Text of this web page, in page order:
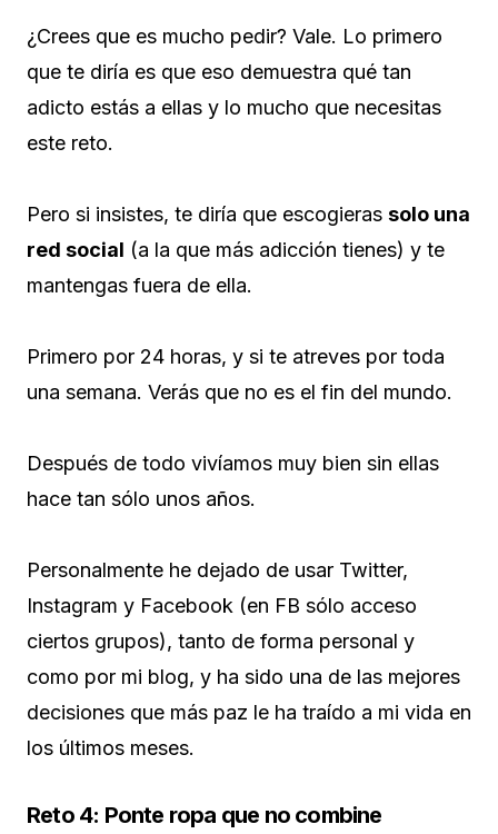
¿Crees que es mucho pedir? Vale. Lo primero
que te diría es que eso demuestra qué tan
adicto estás a ellas y lo mucho que necesitas
este reto.
Pero si insistes, te diría que escogieras solo una
red social (a la que más adicción tienes) y te
mantengas fuera de ella.
Primero por 24 horas, y si te atreves por toda
una semana. Verás que no es el fin del mundo.
Después de todo vivíamos muy bien sin ellas
hace tan sólo unos años.
Personalmente he dejado de usar Twitter,
Instagram y Facebook (en FB sólo acceso
ciertos grupos), tanto de forma personal y
como por mi blog, y ha sido una de las mejores
decisiones que más paz le ha traído a mi vida en
los últimos meses.
Reto 4: Ponte ropa que no combine